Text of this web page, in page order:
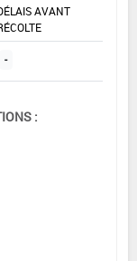
AVANT
-
: